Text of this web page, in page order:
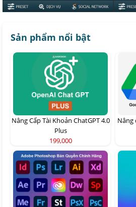
Sản phẩm nổi bật
Nâng Cấp Tài Khoản ChatGPT 4.0
Plus
199,000
Nâng